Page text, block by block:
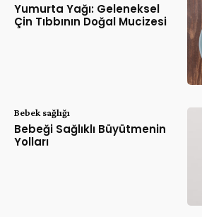
Yumurta Yağı: Geleneksel
Çin Tıbbının Doğal Mucizesi
Bebek sağlığı
Bebeği Sağlıklı Büyütmenin
Yolları